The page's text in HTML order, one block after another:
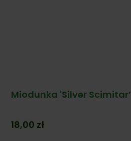
Miodunka 'Silver Scimitar’
18,00 zł